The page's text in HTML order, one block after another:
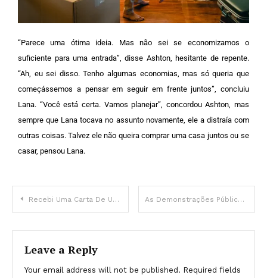
“Parece uma ótima ideia. Mas não sei se economizamos o
suficiente para uma entrada”, disse Ashton, hesitante de repente.
“Ah, eu sei disso. Tenho algumas economias, mas só queria que
começássemos a pensar em seguir em frente juntos”, concluiu
Lana. “Você está certa. Vamos planejar”, concordou Ashton, mas
sempre que Lana tocava no assunto novamente, ele a distraía com
outras coisas. Talvez ele não queira comprar uma casa juntos ou se
casar, pensou Lana.
Recebi Uma Carta De Um Estranho Pedindo Ajuda, Mas Nunca Imaginei Como Seria – História Do Dia As Demonstrações Públicas De Afeto De Meghan Em Relação A Harry Refletem “Um Desejo De Mantê-lo Por Perto” — Insights De Um Especialista Em Linguagem Corporal
Leave a Reply
Your email address will not be published. Required fields